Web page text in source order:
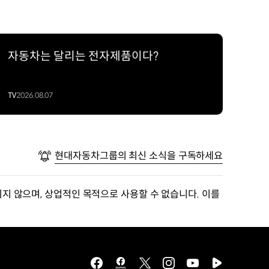
자동차는 달리는 전자제품이다?
TV2026.08.07
현대자동차그룹의 최신 소식을 구독하세요
않으며, 상업적인 목적으로 사용할 수 없습니다. 이를